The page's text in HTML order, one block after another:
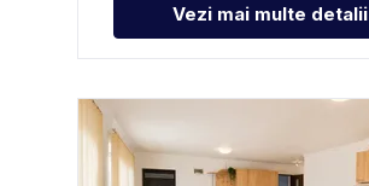
Vezi mai multe detalii